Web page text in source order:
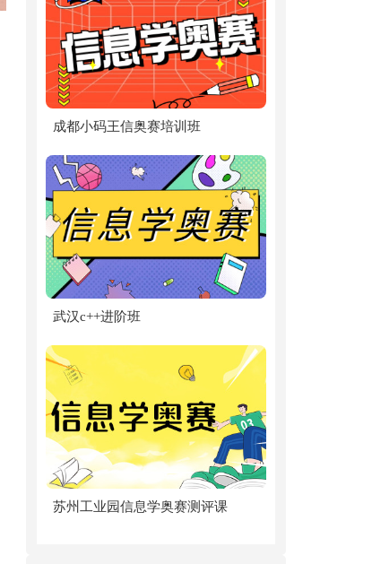
成都小码王信奥赛培训班
武汉c++进阶班
苏州工业园信息学奥赛测评课